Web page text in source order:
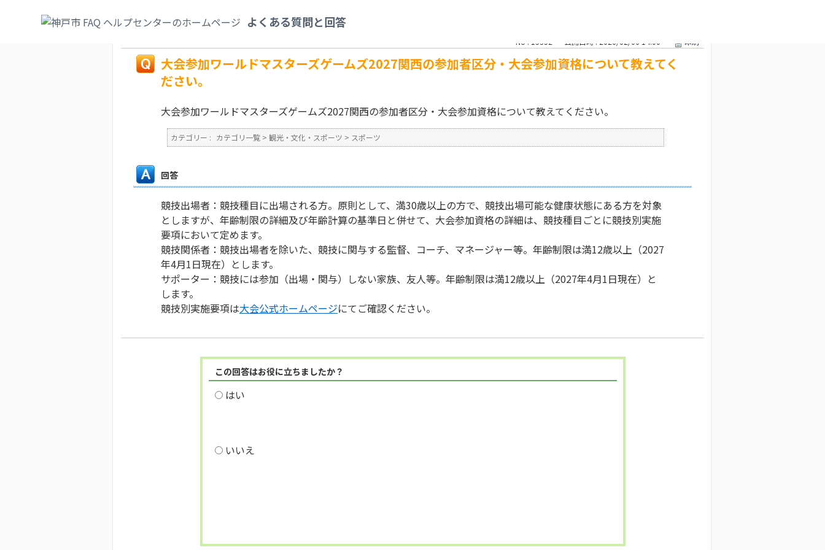
よくある質問と回答
えてください。
No : 15352 公開日時 : 2026/02/06 14:00 印刷
大会参加ワールドマスターズゲームズ2027関西の参加者区分・大会参加資格について教えてく
ださい。
大会参加ワールドマスターズゲームズ2027関西の参加者区分・大会参加資格について教えてください。
カテゴリー : カテゴリ一覧 > 観光・文化・スポーツ > スポーツ
回答
競技出場者：競技種目に出場される方。原則として、満30歳以上の方で、競技出場可能な健康状態にある方を対象
としますが、年齢制限の詳細及び年齢計算の基準日と併せて、大会参加資格の詳細は、競技種目ごとに競技別実施
要項において定めます。
競技関係者：競技出場者を除いた、競技に関与する監督、コーチ、マネージャー等。年齢制限は満12歳以上（2027
年4月1日現在）とします。
サポーター：競技には参加（出場・関与）しない家族、友人等。年齢制限は満12歳以上（2027年4月1日現在）と
します。
競技別実施要項は大会公式ホームページにてご確認ください。
この回答はお役に立ちましたか？
はい
いいえ